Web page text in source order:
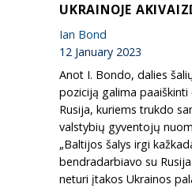
UKRAINOJE
Ian Bond
12 January 2023
Anot I. Bondo, dalies
poziciją galima paaiškinti
Rusija, kuriems trukdo
valstybių gyventojų
„Baltijos šalys irgi
bendradarbiavo su
neturi įtakos Ukrainos